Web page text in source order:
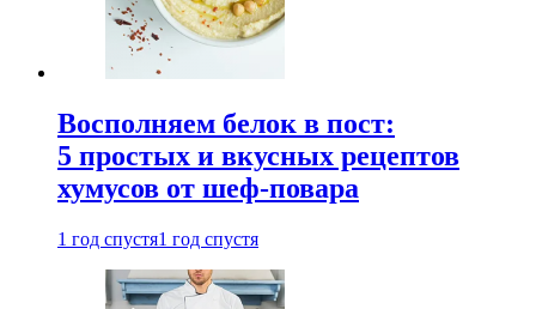
Восполняем белок в пост:
5 простых и вкусных рецептов
хумусов от шеф-повара
1 год спустя1 год спустя